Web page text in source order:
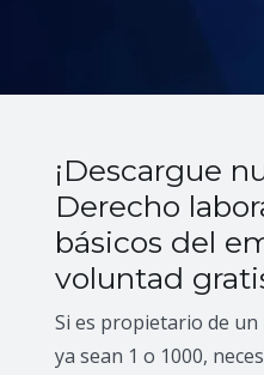
¡Descargue
Derecho
básicos del
voluntad
Si es propietario de
ya sean 1 o 1000,